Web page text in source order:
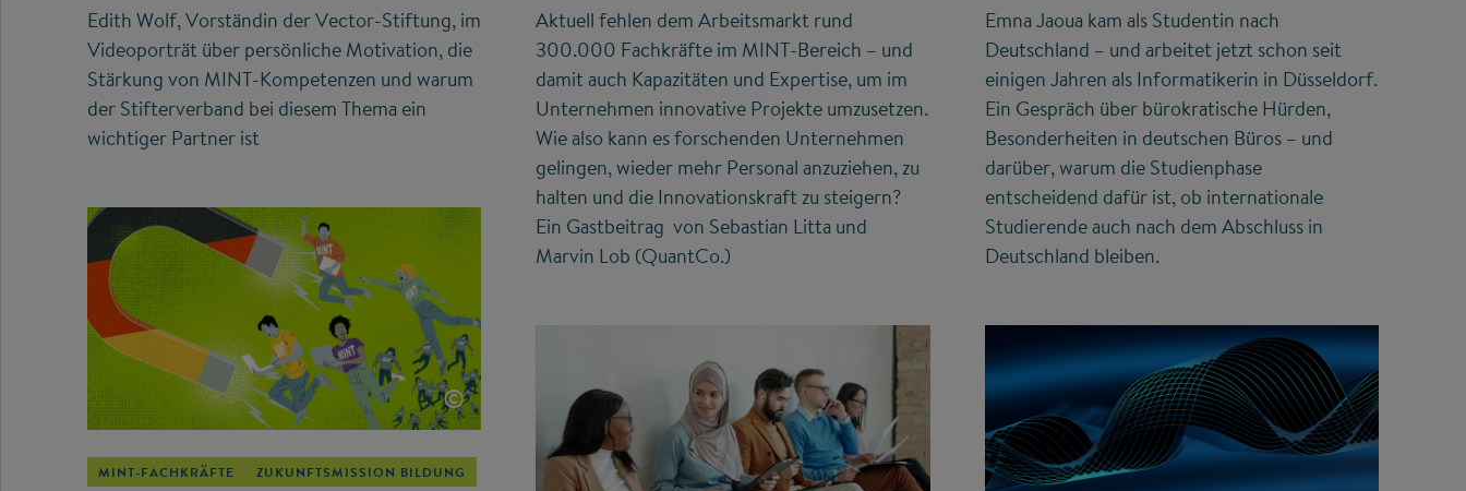
Edith Wolf, Vorständin der Vector-Stiftung, im
Videoporträt über persönliche Motivation, die
Stärkung von MINT-Kompetenzen und warum
der Stifterverband bei diesem Thema ein
wichtiger Partner ist
Aktuell fehlen dem Arbeitsmarkt rund
300.000 Fachkräfte im MINT-Bereich – und
damit auch Kapazitäten und Expertise, um im
Unternehmen innovative Projekte umzusetzen.
Wie also kann es forschenden Unternehmen
gelingen, wieder mehr Personal anzuziehen, zu
halten und die Innovationskraft zu steigern?
Ein Gastbeitrag von Sebastian Litta und
Marvin Lob (QuantCo.)
Emna Jaoua kam als Studentin nach
Deutschland – und arbeitet jetzt schon seit
einigen Jahren als Informatikerin in Düsseldorf.
Ein Gespräch über bürokratische Hürden,
Besonderheiten in deutschen Büros – und
darüber, warum die Studienphase
entscheidend dafür ist, ob internationale
Studierende auch nach dem Abschluss in
Deutschland bleiben.
©
MINT-FACHKRÄFTE ZUKUNFTSMISSION BILDUNG